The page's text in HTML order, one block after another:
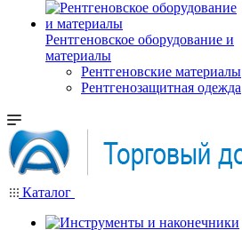
Рентгеновское оборудование и
материалы
Рентгеновские материалы
Рентгенозащитная одежда
Каталог